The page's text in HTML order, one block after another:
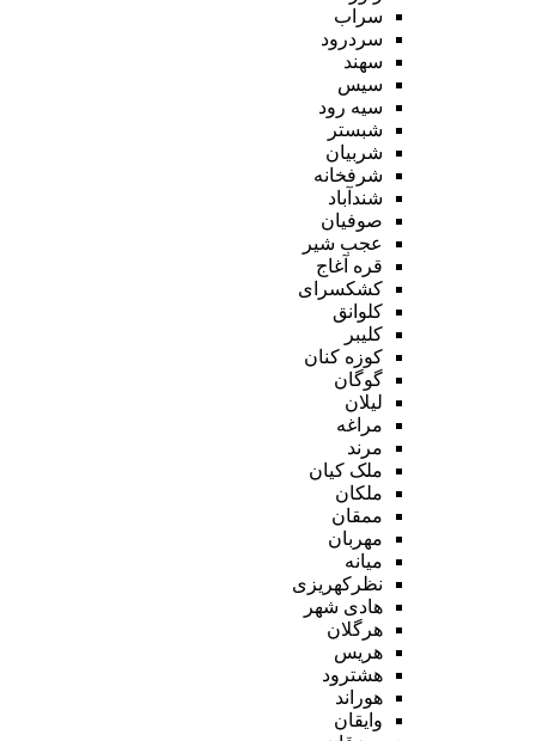
سراب
سردرود
سهند
سیس
سیه رود
شبستر
شربیان
شرفخانه
شندآباد
صوفیان
عجب شیر
قره آغاج
کشکسرای
کلوانق
کلیبر
کوزه کنان
گوگان
لیلان
مراغه
مرند
ملک کیان
ملکان
ممقان
مهربان
میانه
نظرکهریزی
هادی شهر
هرگلان
هریس
هشترود
هوراند
وایقان